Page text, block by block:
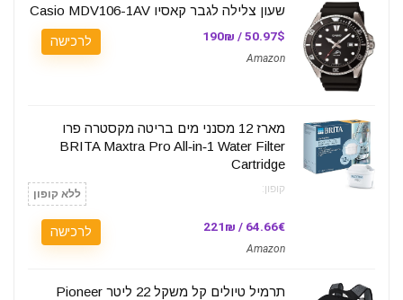
שעון צלילה לגבר קאסיו Casio MDV106-1AV
50.97$ / 190₪
Amazon
לרכישה
מארז 12 מסנני מים בריטה מקסטרה פרו
BRITA Maxtra Pro All‑in‑1 Water Filter
Cartridge
קופון: ללא קופון
64.66€ / 221₪
Amazon
לרכישה
תרמיל טיולים קל משקל 22 ליטר Pioneer